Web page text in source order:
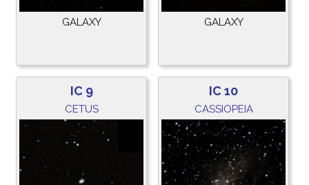
GALAXY GALAXY
IC 9
CETUS
IC 10
CASSIOPEIA